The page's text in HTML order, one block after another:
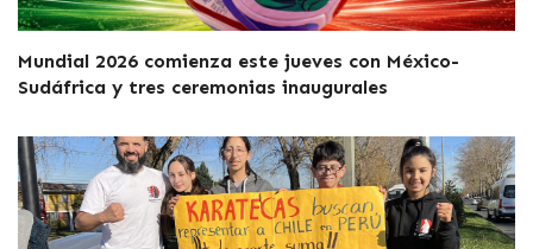
Mundial 2026 comienza este jueves con México-
Sudáfrica y tres ceremonias inaugurales